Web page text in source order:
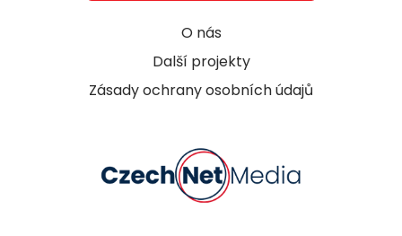
O nás
Další projekty
Zásady ochrany osobních údajů